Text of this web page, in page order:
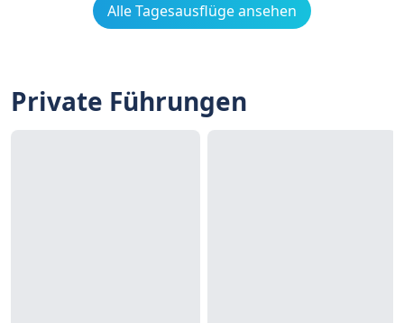
Alle Tagesausflüge ansehen
Private Führungen